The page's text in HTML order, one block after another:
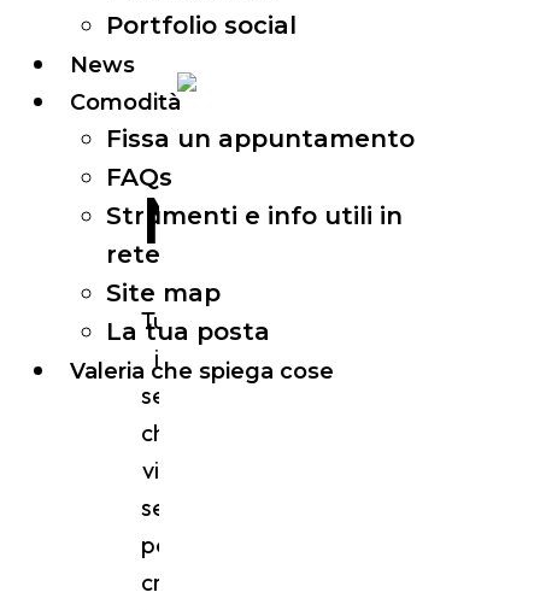
Portfolio social
News
Comodità
Fissa un appuntamento
FAQs
Strumenti e info utili in
rete
Site map
La tua posta
Valeria che spiega cose
Web
Marketing
Tutti
i
servizi
che
vi
servono
per
creare